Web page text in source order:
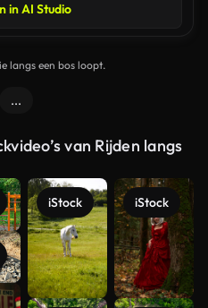
in AI Studio
langs een bos loopt.
...
van Rijden langs
iStock iStock